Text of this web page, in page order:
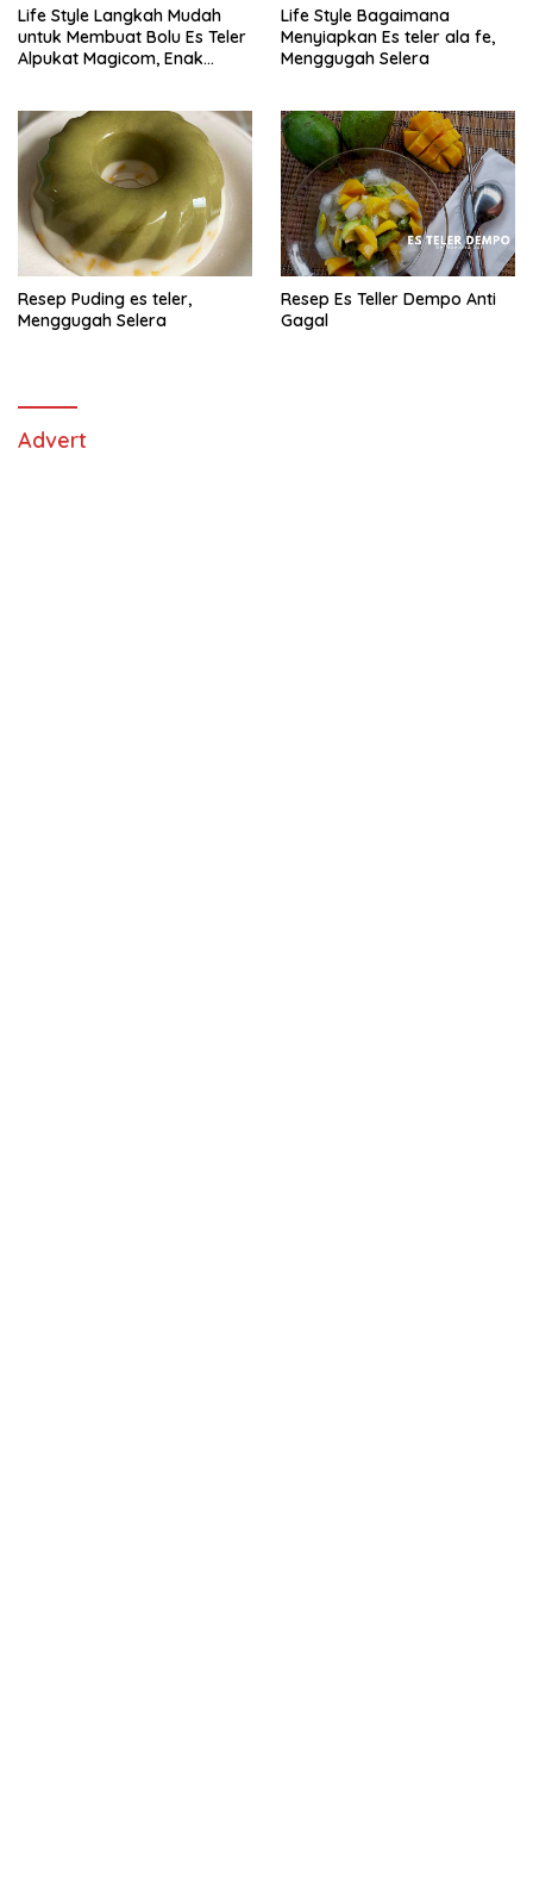
Life Style Langkah Mudah
untuk Membuat Bolu Es Teler
Alpukat Magicom, Enak
Life Style Bagaimana
Menyiapkan Es teler ala fe,
Menggugah Selera
Resep Puding es teler,
Menggugah Selera
Resep Es Teller Dempo Anti
Gagal
Advert